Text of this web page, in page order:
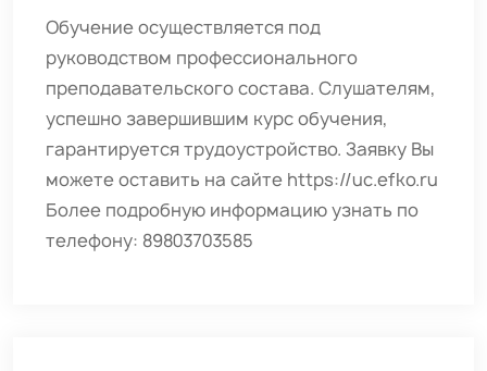
Обучение осуществляется под
руководством профессионального
преподавательского состава. Слушателям,
успешно завершившим курс обучения,
гарантируется трудоустройство. Заявку Вы
можете оставить на сайте https://uc.efko.ru
Более подробную информацию узнать по
телефону: 89803703585